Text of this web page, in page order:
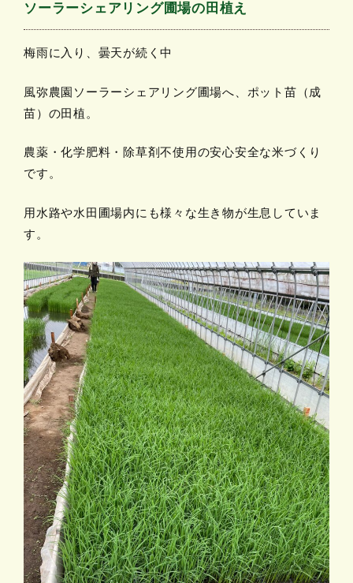
ソーラーシェアリング圃場の田植え
梅雨に入り、曇天が続く中
風弥農園ソーラーシェアリング圃場へ、ポット苗（成
苗）の田植。
農薬・化学肥料・除草剤不使用の安心安全な米づくり
です。
用水路や水田圃場内にも様々な生き物が生息していま
す。